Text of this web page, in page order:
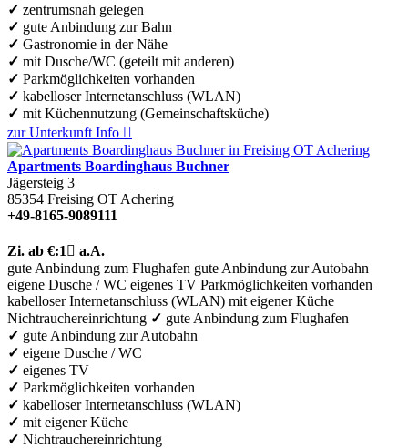
✓ zentrumsnah gelegen
✓ gute Anbindung zur Bahn
✓ Gastronomie in der Nähe
✓ mit Dusche/WC (geteilt mit anderen)
✓ Parkmöglichkeiten vorhanden
✓ kabelloser Internetanschluss (WLAN)
✓ mit Küchennutzung (Gemeinschaftsküche)
zur Unterkunft Info 
Apartments Boardinghaus Buchner
Jägersteig 3
85354 Freising OT Achering
+49-8165-9089111
Zi. ab €:1  a.A.
gute Anbindung zum Flughafen gute Anbindung zur Autobahn
eigene Dusche / WC eigenes TV Parkmöglichkeiten vorhanden
kabelloser Internetanschluss (WLAN) mit eigener Küche
Nichtrauchereinrichtung ✓ gute Anbindung zum Flughafen
✓ gute Anbindung zur Autobahn
✓ eigene Dusche / WC
✓ eigenes TV
✓ Parkmöglichkeiten vorhanden
✓ kabelloser Internetanschluss (WLAN)
✓ mit eigener Küche
✓ Nichtrauchereinrichtung